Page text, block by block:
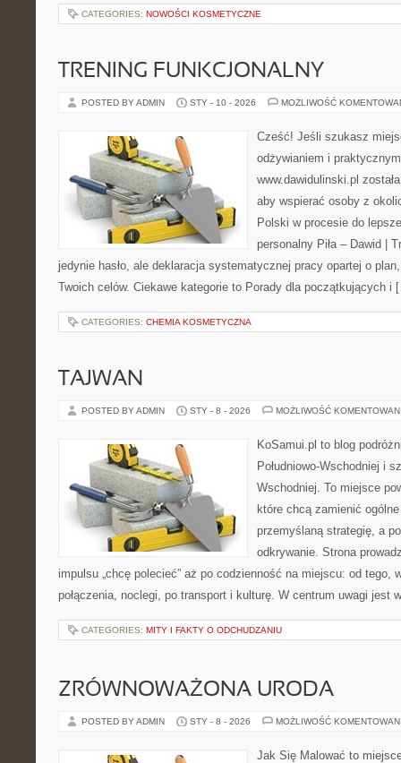
CATEGORIES: NOWOŚCI KOSMETYCZNE
TRENING FUNKCJONALNY
POSTED BY ADMIN STY - 10 - 2026 MOŻLIWOŚĆ
Cześć! Jeśli szukasz
odżywianiem i
www.dawidulinski.pl
aby wspierać osoby z
Polski w procesie do
personalny Piła – Dawid |
jedynie hasło, ale deklaracja systematycznej pracy opartej o
Twoich celów. Ciekawe kategorie to Porady dla początkujących i
CATEGORIES: CHEMIA KOSMETYCZNA
TAJWAN
POSTED BY ADMIN STY - 8 - 2026 MOŻLIWOŚĆ
KoSamui.pl to blog
Południowo-Wschodniej i
Wschodniej. To miejsce
które chcą zamienić
przemyślaną strategię, a
odkrywanie. Strona
impulsu „chcę polecieć” aż po codzienność na miejscu: od tego,
połączenia, noclegi, po transport i kulturę. W centrum uwagi jest
CATEGORIES: MITY I FAKTY O ODCHUDZANIU
ZRÓWNOWAŻONA URODA
POSTED BY ADMIN STY - 8 - 2026 MOŻLIWOŚĆ
Jak Się Malować to